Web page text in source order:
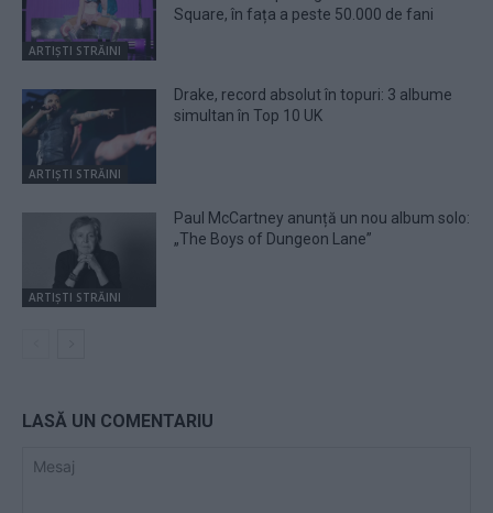
ARTIȘTI STRĂINI
Square, în fața a peste 50.000 de fani
ARTIȘTI STRĂINI
Drake, record absolut în topuri: 3 albume
simultan în Top 10 UK
ARTIȘTI STRĂINI
Paul McCartney anunță un nou album solo:
„The Boys of Dungeon Lane”
LASĂ UN COMENTARIU